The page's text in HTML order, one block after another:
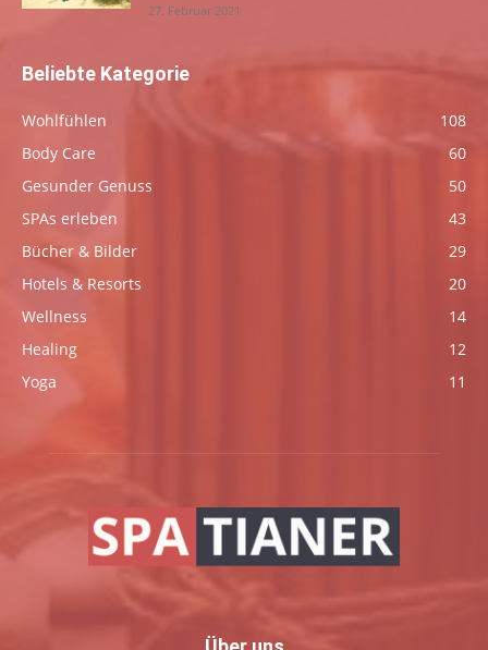
27. Februar 2021
Beliebte Kategorie
Wohlfühlen
108
Body Care
60
Gesunder Genuss
50
SPAs erleben
43
Bücher & Bilder
29
Hotels & Resorts
20
Wellness
14
Healing
12
Yoga
11